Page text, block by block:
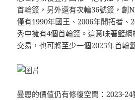
首輪簽，另外還有次輪36號簽，
僅有1990年國王、2006年開拓者、
秀中擁有4個首輪簽。這意味著籃
交易，也可將至少一個2025年首輪
曼恩的價值仍有修復空間：2023-